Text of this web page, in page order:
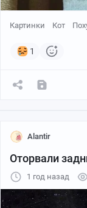
Картинки Кот
1
Alantir
Оторвали
1 год назад